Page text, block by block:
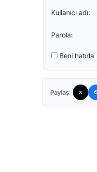
Kullanıcı adı:
Parola:
Beni hatırla
Paylaş: